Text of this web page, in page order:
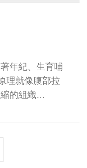
年紀、生育哺
理就像腹部拉
的組織